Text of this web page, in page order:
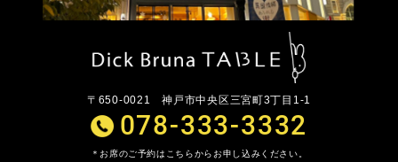
〒650-0021神戸市中央区三宮町3丁目1-1
078-333-3332
お席のご予約はこちらからお申し込みください。